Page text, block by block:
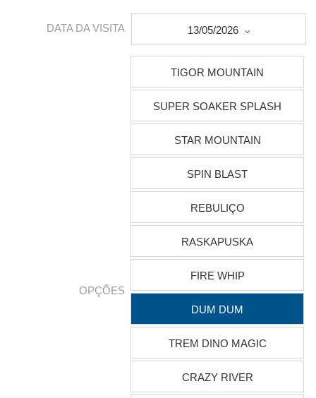
DATA DA VISITA 13/05/2026
OPÇÕES
TIGOR MOUNTAIN
SUPER SOAKER SPLASH
STAR MOUNTAIN
SPIN BLAST
REBULIÇO
RASKAPUSKA
FIRE WHIP
DUM DUM
TREM DINO MAGIC
CRAZY RIVER